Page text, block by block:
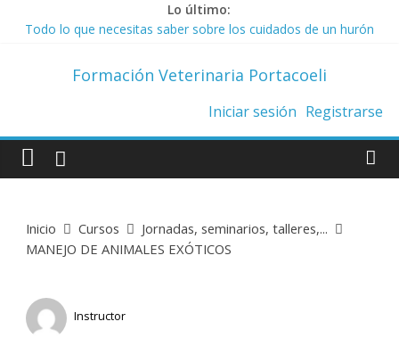
Lo último:
Todo lo que necesitas saber sobre los cuidados de un hurón
La Ley de Bienestar Animal prohíbe los collares de castigo
Ley de Bienestar Animal. Todo lo que necesitas saber.
Formación Veterinaria Portacoeli
Registrarse
Iniciar sesión
Inicio Cursos
Jornadas, seminarios, talleres,...
MANEJO DE ANIMALES EXÓTICOS
Instructor